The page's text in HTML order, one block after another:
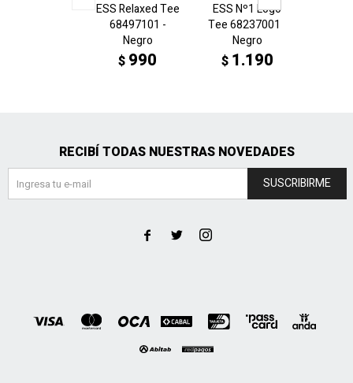
ESS Relaxed Tee
68497101 -
Negro
$ 990
ESS Nº1 Logo
Tee 68237001 -
Negro
$ 1.190
RECIBÍ TODAS NUESTRAS NOVEDADES
SUSCRIBIRME
  